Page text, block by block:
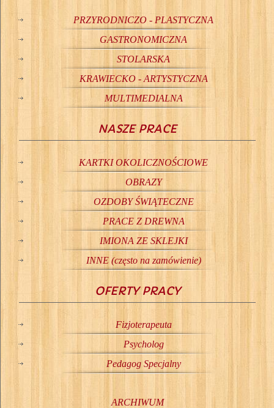
PRZYRODNICZO - PLASTYCZNA
GASTRONOMICZNA
STOLARSKA
KRAWIECKO - ARTYSTYCZNA
MULTIMEDIALNA
NASZE PRACE
KARTKI OKOLICZNOŚCIOWE
OBRAZY
OZDOBY ŚWIĄTECZNE
PRACE Z DREWNA
IMIONA ZE SKLEJKI
INNE (często na zamówienie)
OFERTY PRACY
Fizjoterapeuta
Psycholog
Pedagog Specjalny
ARCHIWUM